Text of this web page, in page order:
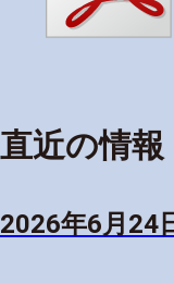
直近の情報
2026年6月